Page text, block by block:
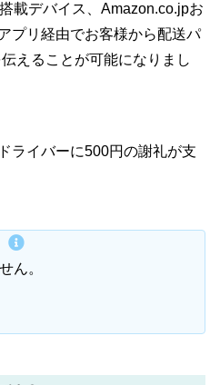
載デバイス、Amazon.co.jpお
プリ経由でお客様から配送パ
えることが可能になりまし
ライバーに500円の謝礼が支
ん。